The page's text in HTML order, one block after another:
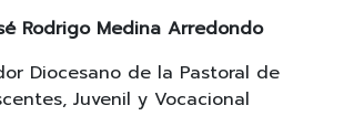
Rodrigo Medina Arredondo
Diocesano de la Pastoral de
Juvenil y Vocacional